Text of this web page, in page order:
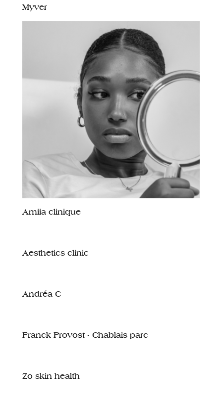
Myver
Amiia clinique
Aesthetics clinic
Andréa C
Franck Provost - Chablais parc
Zo skin health